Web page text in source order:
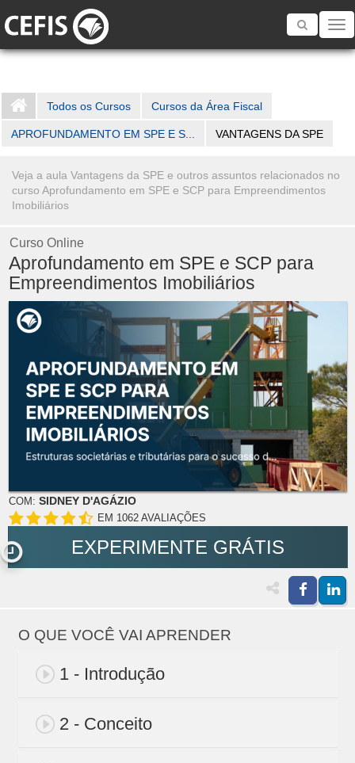
Toggle
Todos os Cursos Cursos da Área Fiscal
APROFUNDAMENTO EM SPE E S... VANTAGENS DA SPE
Veja a aula Vantagens da SPE e outros assuntos relacionados no
curso Aprofundamento em SPE e SCP para Empreendimentos
Imobiliários
Curso Online
Aprofundamento em SPE e SCP para
Empreendimentos Imobiliários
COM: SIDNEY D'AGÁZIO
EM 1062 AVALIAÇÕES
EXPERIMENTE GRÁTIS
O QUE VOCÊ VAI APRENDER
1 - Introdução
2 - Conceito